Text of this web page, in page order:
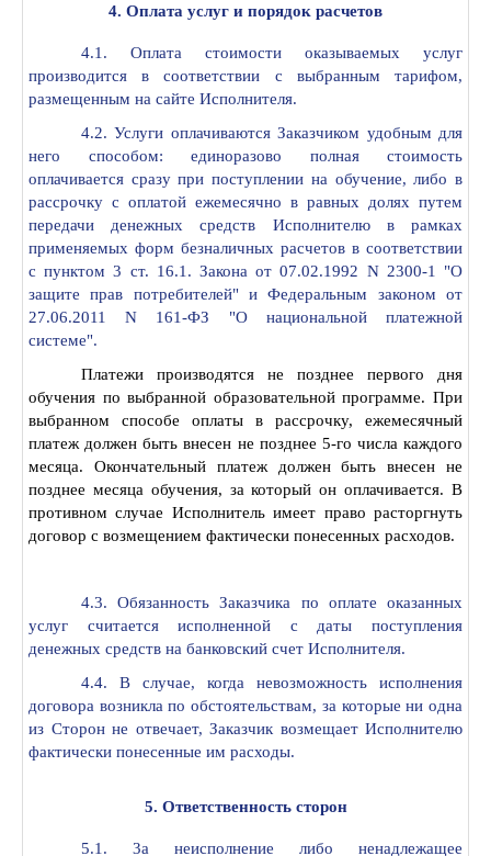
4. Оплата услуг и порядок расчетов
4.1. Оплата стоимости оказываемых услуг
производится в соответствии с выбранным тарифом,
размещенным на сайте Исполнителя.
4.2. Услуги оплачиваются Заказчиком удобным для
него способом: единоразово полная стоимость
оплачивается сразу при поступлении на обучение, либо в
рассрочку с оплатой ежемесячно в равных долях путем
передачи денежных средств Исполнителю в рамках
применяемых форм безналичных расчетов в соответствии
с пунктом 3 ст. 16.1. Закона от 07.02.1992 N 2300-1 "О
защите прав потребителей" и Федеральным законом от
27.06.2011 N 161-ФЗ "О национальной платежной
системе".
Платежи производятся не позднее первого дня
обучения по выбранной образовательной программе. При
выбранном способе оплаты в рассрочку, ежемесячный
платеж должен быть внесен не позднее 5-го числа каждого
месяца. Окончательный платеж должен быть внесен не
позднее месяца обучения, за который он оплачивается. В
противном случае Исполнитель имеет право расторгнуть
договор с возмещением фактически понесенных расходов.
4.3. Обязанность Заказчика по оплате оказанных
услуг считается исполненной с даты поступления
денежных средств на банковский счет Исполнителя.
4.4. В случае, когда невозможность исполнения
договора возникла по обстоятельствам, за которые ни одна
из Сторон не отвечает, Заказчик возмещает Исполнителю
фактически понесенные им расходы.
5. Ответственность сторон
5.1. 3а неисполнение либо ненадлежащее